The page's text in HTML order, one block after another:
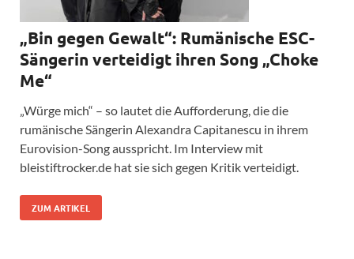
„Bin gegen Gewalt“: Rumänische ESC-
Sängerin verteidigt ihren Song „Choke
Me“
„Würge mich“ – so lautet die Aufforderung, die die
rumänische Sängerin Alexandra Capitanescu in ihrem
Eurovision-Song ausspricht. Im Interview mit
bleistiftrocker.de hat sie sich gegen Kritik verteidigt.
ZUM ARTIKEL